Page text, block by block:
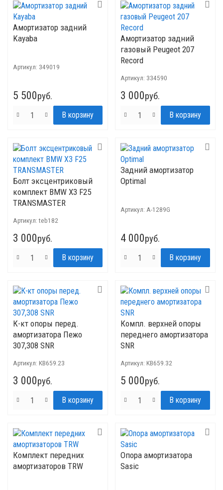
Амортизатор задний
Kayaba
Артикул: 349019
5 500руб.
Амортизатор задний
газовый Peugeot 207
Record
Артикул: 334590
3 000руб.
Болт эксцентриковый
комплект BMW X3 F25
TRANSMASTER
Артикул:teb182
3 000руб.
Задний амортизатор
Optimal
Артикул: A-1289G
4 000руб.
К-кт опоры перед.
амортизатора Пежо
307,308 SNR
Артикул: KB659.23
3 000руб.
Компл. верхней опоры
переднего амортизатора
SNR
Артикул: KB659.32
5 000руб.
Комплект передних
амортизаторов TRW
Опора амортизатора
Sasic